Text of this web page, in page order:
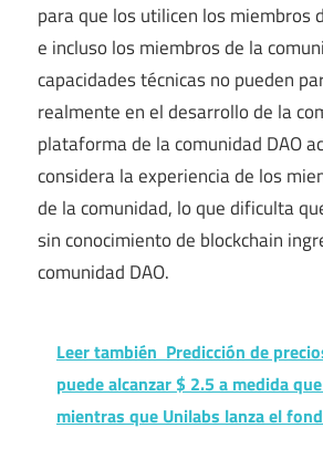
para que los utilicen los miembros
e incluso los miembros de la
capacidades técnicas no pueden
realmente en el desarrollo de la
plataforma de la comunidad DAO
considera la experiencia de los
de la comunidad, lo que dificulta
sin conocimiento de blockchain
comunidad DAO.
Leer también Predicción de
puede alcanzar $ 2.5 a medida
mientras que Unilabs lanza el